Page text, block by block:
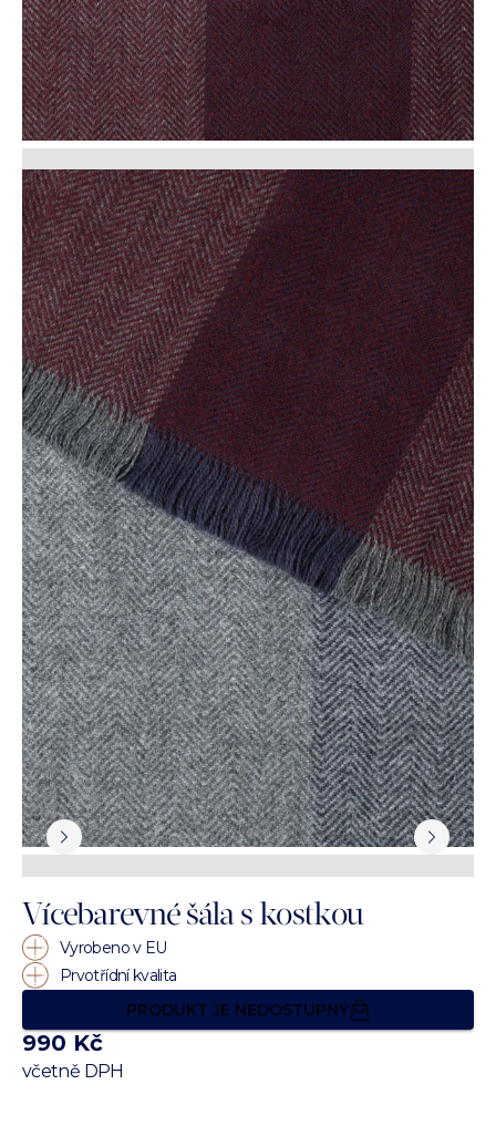
Vícebarevné šála s kostkou
Vyrobeno v EU
Prvotřídní kvalita
PRODUKT JE NEDOSTUPNÝ
990 Kč
včetně DPH